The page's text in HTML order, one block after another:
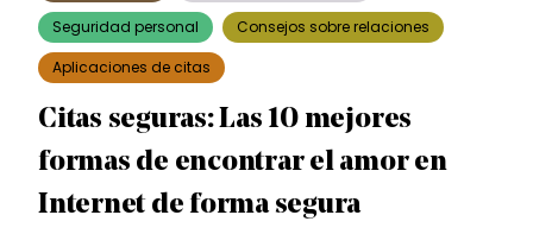
Seguridad personal
Consejos sobre relaciones
Aplicaciones de citas
Citas seguras: Las 10 mejores
formas de encontrar el amor en
Internet de forma segura